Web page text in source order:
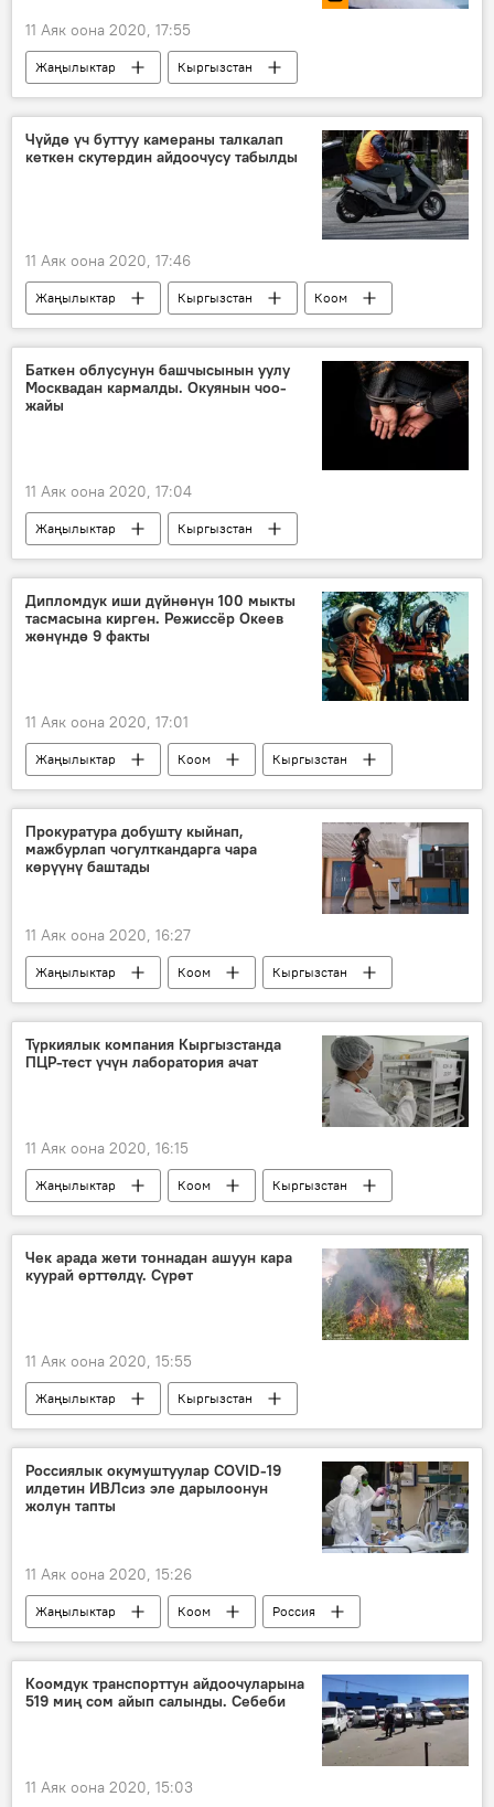
11 Аяк оона 2020, 17:55
Жаңылыктар
Кыргызстан
Окуялар
Ош
милиция
кармоо
сабоо
Видео
Мультимедиа
Чүйдө үч буттуу камераны талкалап
кеткен скутердин айдоочусу табылды
11 Аяк оона 2020, 17:46
Жаңылыктар Кыргызстан
Коом
Чүй облусу
айдоочу
камера
чыгым
Баткен облусунун башчысынын уулу
Москвадан кармалды. Окуянын чоо-
жайы
11 Аяк оона 2020, 17:04
Жаңылыктар
Кыргызстан
Окуялар
алдамчылык
кармоо
Москва
Дипломдук иши дүйнөнүн 100 мыкты
тасмасына кирген. Режиссёр Океев
жөнүндө 9 факты
11 Аяк оона 2020, 17:01
Жаңылыктар Коом
Кыргызстан
Маданият
режиссер
Төлөмүш Океев
факты
Кыргыздын көркөм өнөрү, белгилүү инсандары жөнүндө фактылар
Прокуратура добушту кыйнап,
мажбурлап чогулткандарга чара
көрүүнү баштады
11 Аяк оона 2020, 16:27
Жаңылыктар Коом
Кыргызстан
Башкы прокуратура
шайлоо
добуш
сатуу-сатып алуу
Шайлоо-2020
Түркиялык компания Кыргызстанда
ПЦР-тест үчүн лаборатория ачат
11 Аяк оона 2020, 16:15
Жаңылыктар Коом
Кыргызстан
коронавирус
лаборатория
Коронавируска байланыштуу Кыргызстандагы кырдаал
Чек арада жети тоннадан ашуун кара
куурай өрттөлдү. Сүрөт
11 Аяк оона 2020, 15:55
Жаңылыктар
Кыргызстан
Окуялар
Жалал-Абад облусу
кара куурай
чек арачы
Россиялык окумуштуулар COVID-19
илдетин ИВЛсиз эле дарылоонун
жолун тапты
11 Аяк оона 2020, 15:26
Жаңылыктар Коом
Россия
Дүйнөдө
коронавирус
дарылоо
Дүйнөгө жайылган коронавирус
Коомдук транспорттун айдоочуларына
519 миң сом айып салынды. Себеби
11 Аяк оона 2020, 15:03